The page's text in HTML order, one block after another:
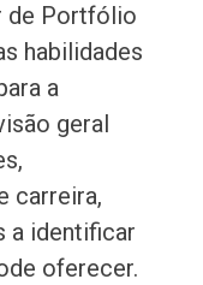
de Portfólio
habilidades
a
geral
carreira,
a identificar
oferecer.